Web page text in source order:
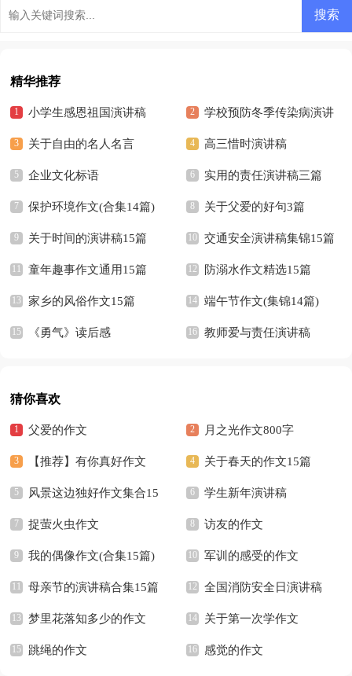
精华推荐
小学生感恩祖国演讲稿 学校预防冬季传染病演讲
稿
关于自由的名人名言 高三惜时演讲稿
企业文化标语 实用的责任演讲稿三篇
保护环境作文(合集14篇) 关于父爱的好句3篇
关于时间的演讲稿15篇 交通安全演讲稿集锦15篇
童年趣事作文通用15篇 防溺水作文精选15篇
家乡的风俗作文15篇 端午节作文(集锦14篇)
《勇气》读后感 教师爱与责任演讲稿
猜你喜欢
父爱的作文 月之光作文800字
【推荐】有你真好作文 关于春天的作文15篇
风景这边独好作文集合15
篇
学生新年演讲稿
捉萤火虫作文 访友的作文
我的偶像作文(合集15篇) 军训的感受的作文
母亲节的演讲稿合集15篇 全国消防安全日演讲稿
梦里花落知多少的作文 关于第一次学作文
跳绳的作文 感觉的作文